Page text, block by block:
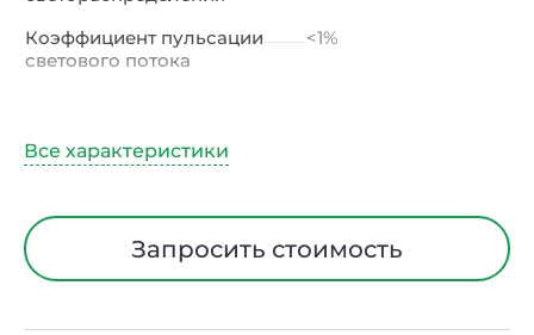
Коэффициент пульсации
светового потока
<1%
Тип кривой силы света
Климатическое
исполнениеЗапросить стоимость